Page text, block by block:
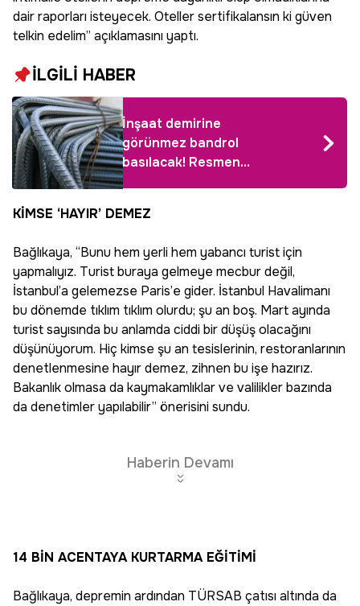
dair raporları isteyecek. Oteller sertifikalansın ki güven
telkin edelim” açıklamasını yaptı.
İLGİLİ HABER
İnşaat demirine
görünmez bandrol
basılacak! Resmen
ilan edildi
KİMSE ‘HAYIR’ DEMEZ
Bağlıkaya, “Bunu hem yerli hem yabancı turist için
yapmalıyız. Turist buraya gelmeye mecbur değil,
İstanbul’a gelemezse Paris’e gider. İstanbul Havalimanı
bu dönemde tıklım tıklım olurdu; şu an boş. Mart ayında
turist sayısında bu anlamda ciddi bir düşüş olacağını
düşünüyorum. Hiç kimse şu an tesislerinin, restoranlarının
denetlenmesine hayır demez, zihnen bu işe hazırız.
Bakanlık olmasa da kaymakamlıklar ve valilikler bazında
da denetimler yapılabilir” önerisini sundu.
Haberin Devamı
14 BİN ACENTAYA KURTARMA EĞİTİMİ
Bağlıkaya, depremin ardından TÜRSAB çatısı altında da